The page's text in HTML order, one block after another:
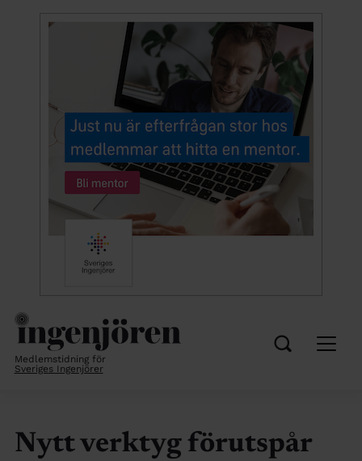
Medlemstidning för
Sveriges Ingenjörer
Nytt verktyg förutspår